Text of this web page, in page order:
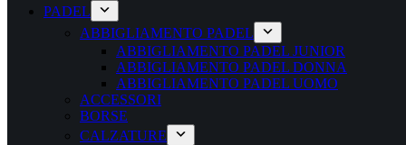
PADEL
ABBIGLIAMENTO PADEL
ABBIGLIAMENTO PADEL JUNIOR
ABBIGLIAMENTO PADEL DONNA
ABBIGLIAMENTO PADEL UOMO
ACCESSORI
BORSE
CALZATURE